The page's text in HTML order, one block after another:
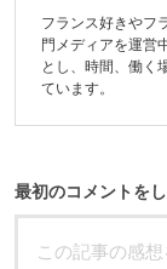
フランス好きやフ
門メディアを運営
とし、時間、働く
ています。
最初のコメントを